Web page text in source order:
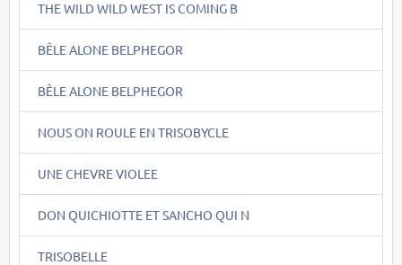
THE WILD WILD WEST IS COMING B
BÊLE ALONE BELPHEGOR
BÊLE ALONE BELPHEGOR
NOUS ON ROULE EN TRISOBYCLE
UNE CHEVRE VIOLEE
DON QUICHIOTTE ET SANCHO QUI N
TRISOBELLE